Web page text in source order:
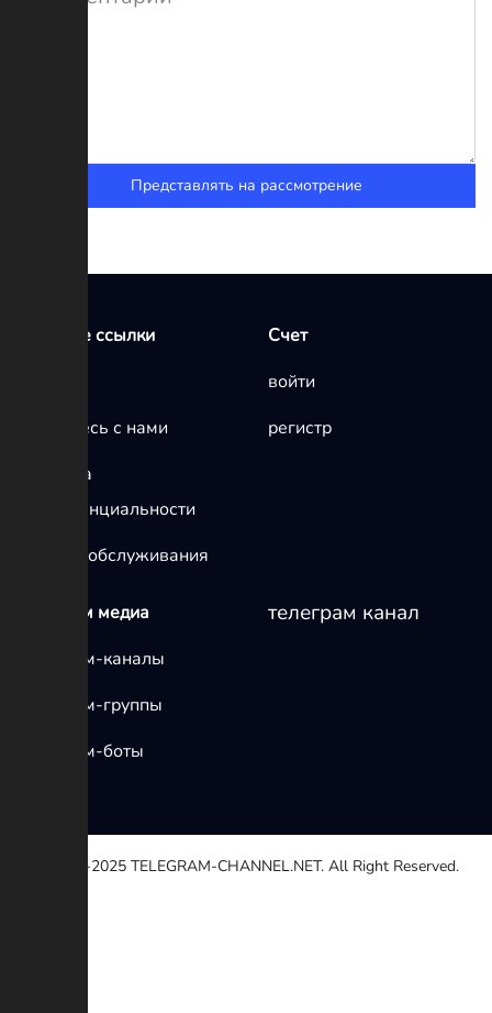
Представлять на рассмотрение
Быстрые ссылки
Свяжитесь с нами
политика
конфиденциальности
условия обслуживания
Счет
войти
регистр
телеграм медиа
Телеграм-каналы
Телеграм-группы
Телеграм-боты
телеграм канал
© 2020-2025 TELEGRAM-CHANNEL.NET. All Right Reserved.